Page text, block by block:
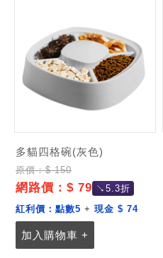
多貓四格碗(灰色)
原價：$ 150
網路價：$ 79 ↘5.3折
紅利價： 點數5 + 現金 $ 74
加入購物車 +